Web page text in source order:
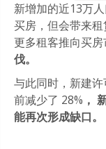
新增加的近13万
买房，但会带来
更多租客推向买房
伐。
与此同时，新建许
前减少了 28% ，
能再次形成缺口。